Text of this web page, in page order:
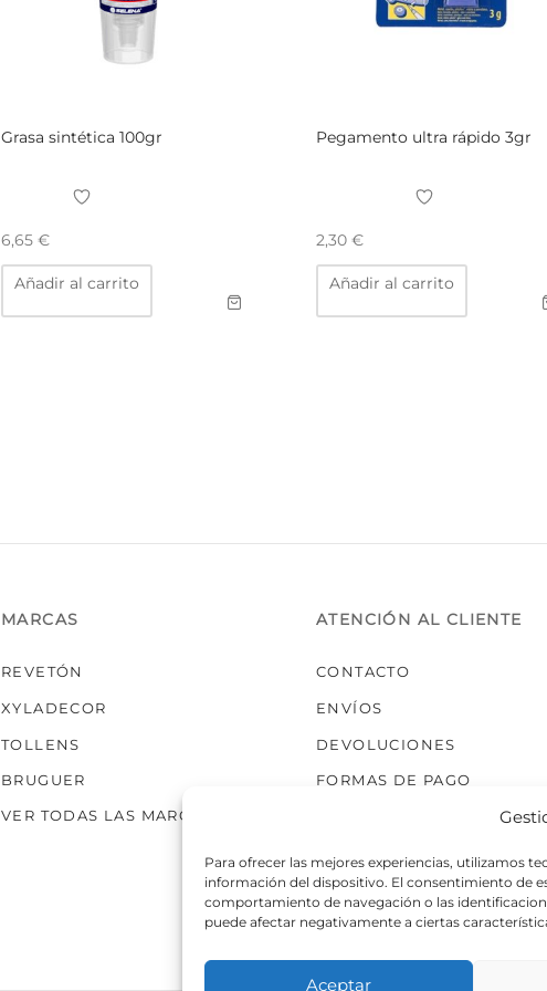
Para ofrecer las mejores experiencias, utilizamos
información del dispositivo. El consentimiento de
comportamiento de navegación o las
puede afectar negativamente a ciertas
Aceptar
Grasa sintética 100gr
6,65 €
Añadir al carrito
Pegamento ultra rápido 3gr
2,30 €
Añadir al carrito
MARCAS
REVETÓN
XYLADECOR
TOLLENS
BRUGUER
VER TODAS LAS MARCAS
ATENCIÓN AL CLIENTE
CONTACTO
ENVÍOS
DEVOLUCIONES
FORMAS DE PAGO